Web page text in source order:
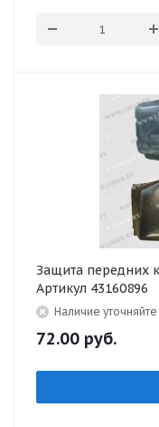
Защита передних
Артикул 43160896
Наличие уточняйте
72.00 руб.